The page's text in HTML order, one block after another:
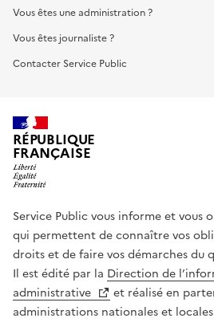
Vous êtes une administration ?
Vous êtes journaliste ?
Contacter Service Public
RÉPUBLIQUE
FRANÇAISE
Service Public vous informe et vous
qui permettent de connaître vos
droits et de faire vos démarches du
Il est édité par la Direction de
administrative
et réalisé en
administrations nationales et